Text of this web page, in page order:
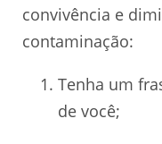
convivência e
contaminação:
Tenha um
de você;